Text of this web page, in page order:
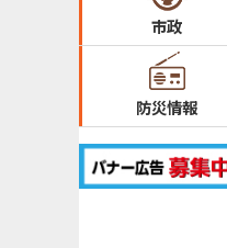
市政
防災情報